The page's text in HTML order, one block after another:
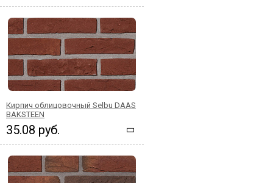
Кирпич облицовочный Selbu DAAS
BAKSTEEN
35.08 руб.